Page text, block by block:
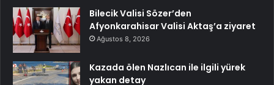
Bilecik Valisi Sözer’den
Afyonkarahisar Valisi Aktaş’a ziyaret
Ağustos 8, 2026
Kazada ölen Nazlıcan ile ilgili yürek
yakan detay